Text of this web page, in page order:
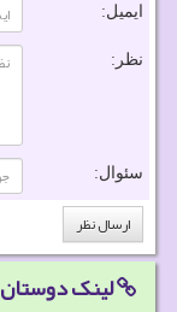
ایمیل:
نظر:
سئوال:
لینک دوستان